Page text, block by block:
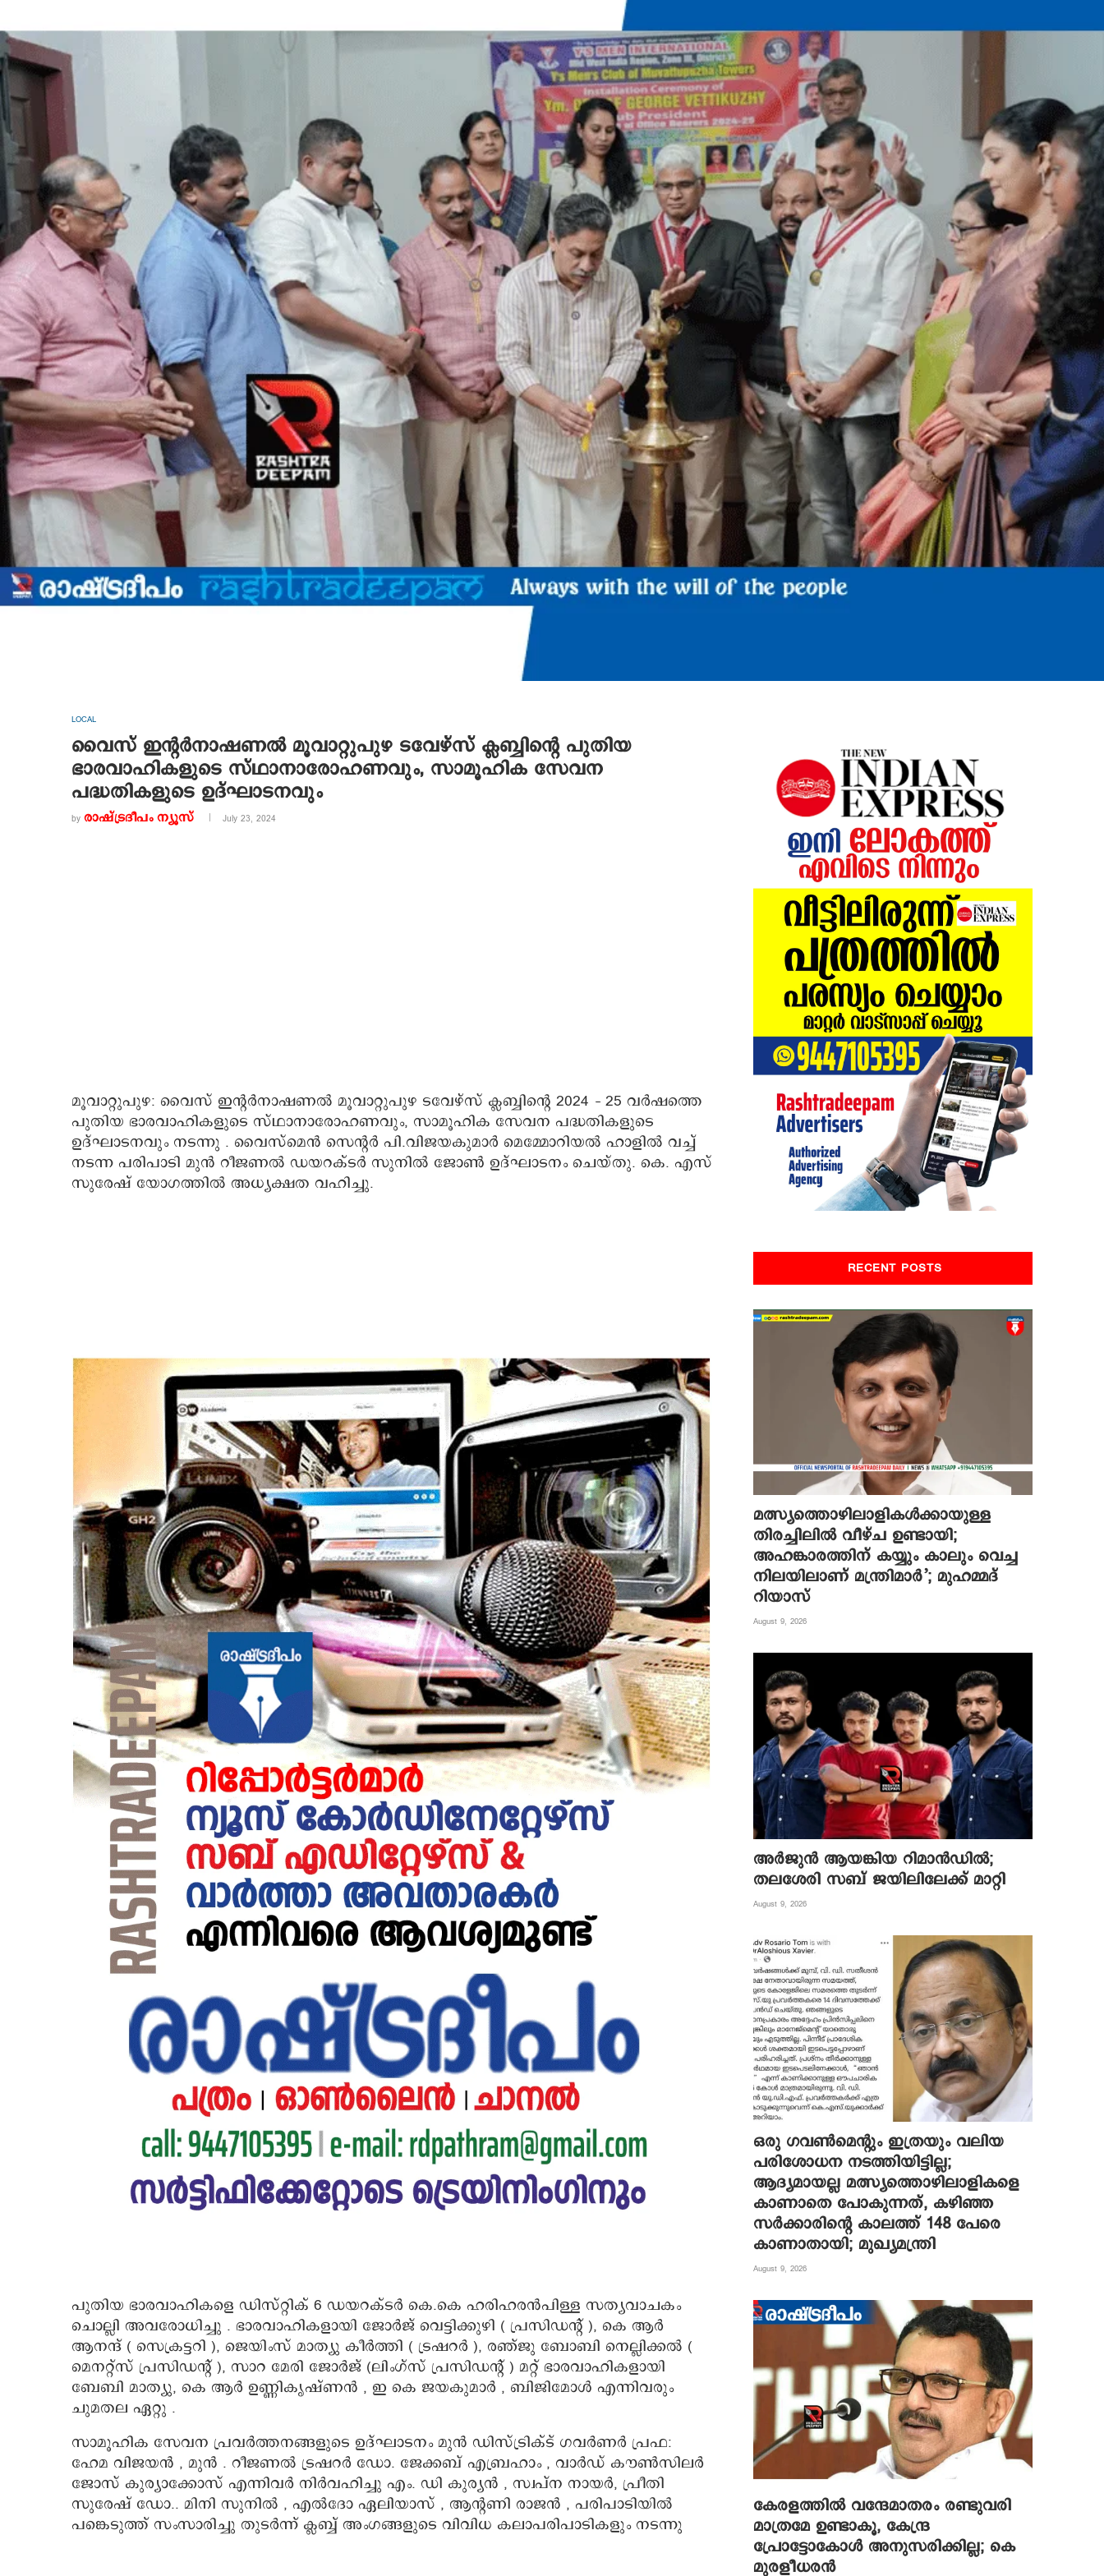
LOCAL
വൈസ് ഇന്റര്‍നാഷണല്‍ മൂവാറ്റുപുഴ ടവേഴ്‌സ് ക്ലബ്ബിന്റെ പുതിയ
ഭാരവാഹികളുടെ സ്ഥാനാരോഹണവും, സാമൂഹിക സേവന
പദ്ധതികളുടെ ഉദ്ഘാടനവും
by രാഷ്ട്രദീപം ന്യൂസ്‌ July 23, 2024
മൂവാറ്റുപുഴ: വൈസ് ഇന്റര്‍നാഷണല്‍ മൂവാറ്റുപുഴ ടവേഴ്‌സ് ക്ലബ്ബിന്റെ 2024 – 25 വര്‍ഷത്തെ
പുതിയ ഭാരവാഹികളുടെ സ്ഥാനാരോഹണവും, സാമൂഹിക സേവന പദ്ധതികളുടെ
ഉദ്ഘാടനവും നടന്നു . വൈസ്‌മെന്‍ സെന്റര്‍ പി.വിജയകുമാര്‍ മെമ്മോറിയല്‍ ഹാളില്‍ വച്ച്
നടന്ന പരിപാടി മുന്‍ റീജണല്‍ ഡയറക്ടര്‍ സുനില്‍ ജോണ്‍ ഉദ്ഘാടനം ചെയ്തു. കെ. എസ്
സുരേഷ് യോഗത്തില്‍ അധ്യക്ഷത വഹിച്ചു.
പുതിയ ഭാരവാഹികളെ ഡിസ്റ്റിക് 6 ഡയറക്ടര്‍ കെ.കെ ഹരിഹരന്‍പിള്ള സത്യവാചകം
ചൊല്ലി അവരോധിച്ചു . ഭാരവാഹികളായി ജോര്‍ജ് വെട്ടിക്കുഴി ( പ്രസിഡന്റ് ), കെ ആര്‍
ആനന്ദ് ( സെക്രട്ടറി ), ജെയിംസ് മാത്യു കീര്‍ത്തി ( ട്രഷറര്‍ ), രഞ്ജു ബോബി നെല്ലിക്കല്‍ (
മെനറ്റ്‌സ് പ്രസിഡന്റ് ), സാറ മേരി ജോര്‍ജ് (ലിംഗ്‌സ് പ്രസിഡന്റ് ) മറ്റ് ഭാരവാഹികളായി
ബേബി മാത്യു, കെ ആര്‍ ഉണ്ണികൃഷ്ണന്‍ , ഇ കെ ജയകുമാര്‍ , ബിജിമോള്‍ എന്നിവരും
ചുമതല ഏറ്റു .
സാമൂഹിക സേവന പ്രവര്‍ത്തനങ്ങളുടെ ഉദ്ഘാടനം മുന്‍ ഡിസ്ട്രിക്ട് ഗവര്‍ണര്‍ പ്രഫ:
ഹേമ വിജയന്‍ , മുന്‍ . റീജണല്‍ ട്രഷറര്‍ ഡോ. ജേക്കബ് എബ്രഹാം , വാര്‍ഡ് കൗണ്‍സിലര്‍
ജോസ് കുര്യാക്കോസ് എന്നിവര്‍ നിര്‍വഹിച്ചു എം. ഡി കുര്യന്‍ , സ്വപ്ന നായര്‍, പ്രീതി
സുരേഷ് ഡോ.. മിനി സുനില്‍ , എല്‍ദോ ഏലിയാസ് , ആന്റണി രാജന്‍ , പരിപാടിയില്‍
പങ്കെടുത്ത് സംസാരിച്ചു തുടര്‍ന്ന് ക്ലബ്ബ് അംഗങ്ങളുടെ വിവിധ കലാപരിപാടികളും നടന്നു
RECENT POSTS
മത്സ്യത്തൊഴിലാളികൾക്കായുള്ള
തിരച്ചിലിൽ വീഴ്ച ഉണ്ടായി;
അഹങ്കാരത്തിന് കയ്യും കാലും വെച്ച
നിലയിലാണ് മന്ത്രിമാർ’; മുഹമ്മദ്
റിയാസ്
August 9, 2026
അർജുൻ ആയങ്കിയ റിമാൻഡിൽ;
തലശേരി സബ് ജയിലിലേക്ക് മാറ്റി
August 9, 2026
ഒരു ഗവൺമെന്റും ഇത്രയും വലിയ
പരിശോധന നടത്തിയിട്ടില്ല;
ആദ്യമായല്ല മത്സ്യത്തൊഴിലാളികളെ
കാണാതെ പോകുന്നത്, കഴിഞ്ഞ
സർക്കാരിന്റെ കാലത്ത് 148 പേരെ
കാണാതായി; മുഖ്യമന്ത്രി
August 9, 2026
കേരളത്തിൽ വന്ദേമാതരം രണ്ടുവരി
മാത്രമേ ഉണ്ടാകൂ, കേന്ദ്ര
പ്രോട്ടോകോൾ അനുസരിക്കില്ല; കെ
മുരളീധരൻ